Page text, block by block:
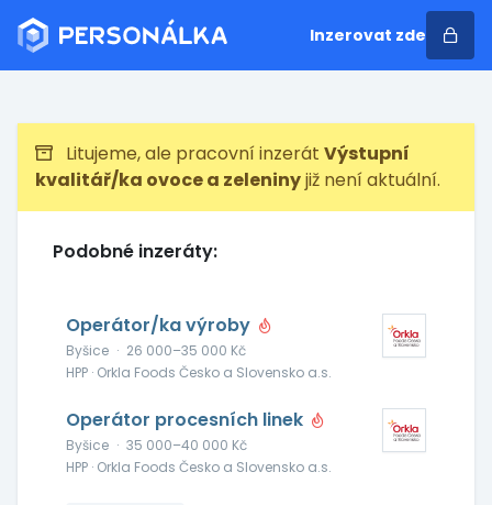
Inzerovat zde
Litujeme, ale pracovní inzerát Výstupní
kvalitář/ka ovoce a zeleninyjiž není aktuální.
Podobné inzeráty:
Operátor/ka výroby
Byšice · 26 000–35 000 Kč
HPP · Orkla Foods Česko a Slovensko a.s.
Operátor procesních linek
Byšice · 35 000–40 000 Kč
HPP · Orkla Foods Česko a Slovensko a.s.